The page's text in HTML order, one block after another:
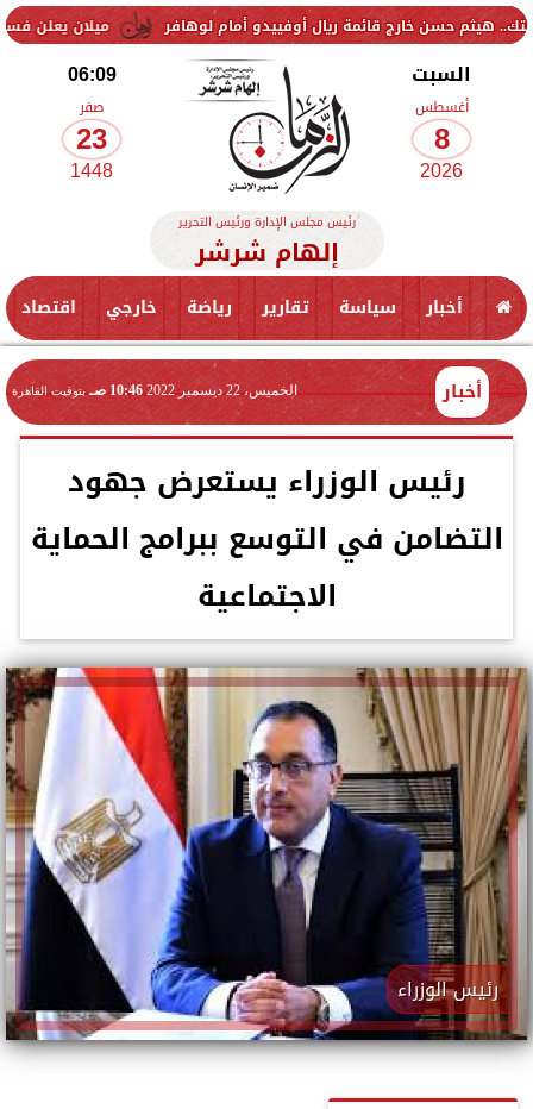
ميلان يعلن فسخ عقد إسماعيل قائمة ريال أوفييدو أمام لوهافر
السبت
أغسطس
8
2026
06:09
صفر
23
1448
رئيس مجلس الإدارة ورئيس التحرير
إلهام شرشر
أخبار سياسة تقارير رياضة خارجي اقتصاد
أخبار الخميس، 22 ديسمبر 2022 10:46 صـ بتوقيت القاهرة
رئيس الوزراء يستعرض جهود
التضامن في التوسع ببرامج الحماية
الاجتماعية
رئيس الوزراء